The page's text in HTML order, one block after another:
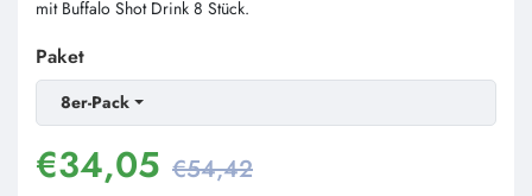
mit Buffalo Shot Drink 8 Stück.
Paket
8er-Pack
€34,05 €54,42